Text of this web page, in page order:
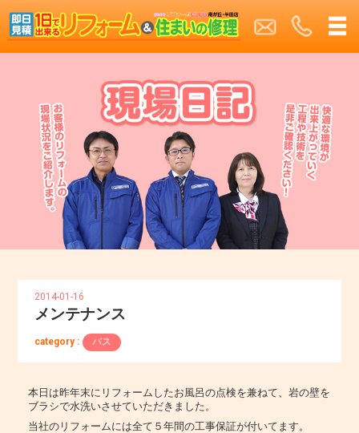
2014-01-16
メンテナンス
category : バス
本日は昨年末にリフォームしたお風呂の点検を兼ねて、岩の壁を
ブラシで水洗いさせていただきました。
当社のリフォームには全て５年間の工事保証が付いてます。